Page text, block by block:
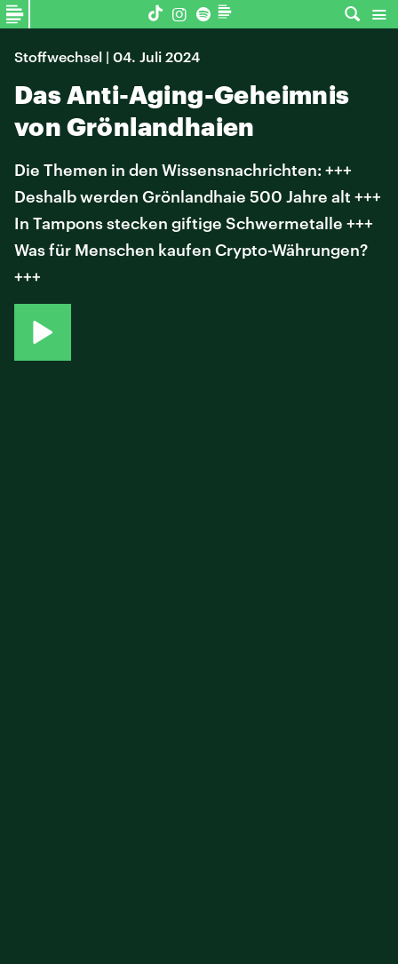
Stoffwechsel | 04. Juli 2024
Das Anti-Aging-Geheimnis
von Grönlandhaien
Die Themen in den Wissensnachrichten: +++
Deshalb werden Grönlandhaie 500 Jahre alt +++
In Tampons stecken giftige Schwermetalle +++
Was für Menschen kaufen Crypto-Währungen?
+++